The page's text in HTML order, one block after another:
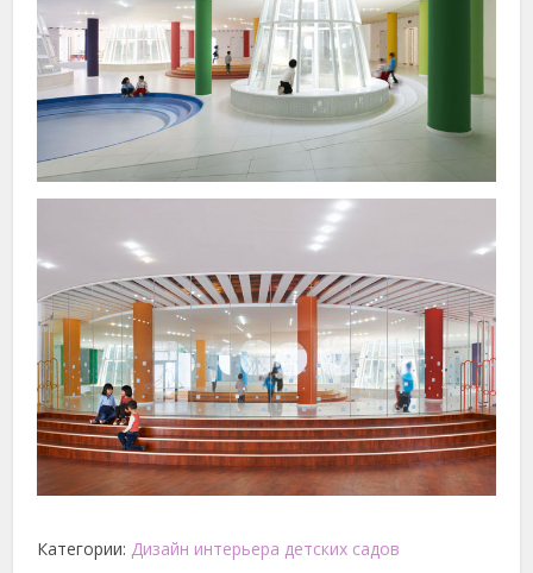
Категории: Дизайн интерьера детских садов